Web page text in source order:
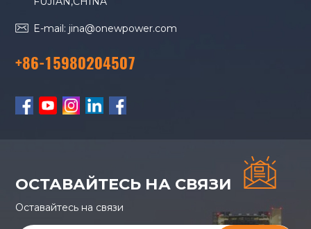
E-mail: jina@onewpower.com
+86-15980204507
ОСТАВАЙТЕСЬ НА СВЯЗИ
Оставайтесь на связи